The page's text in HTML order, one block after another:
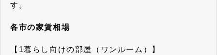
す。
各市の家賃相場
【1暮らし向けの部屋（ワンルーム）】